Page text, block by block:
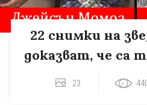
22 снимки на
доказват, че са
23